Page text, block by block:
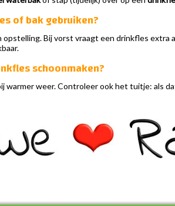
of bak gebruiken?
Bij vorst vraagt een drinkfles extra
schoonmaken?
warmer weer. Controleer ook het tuitje: als